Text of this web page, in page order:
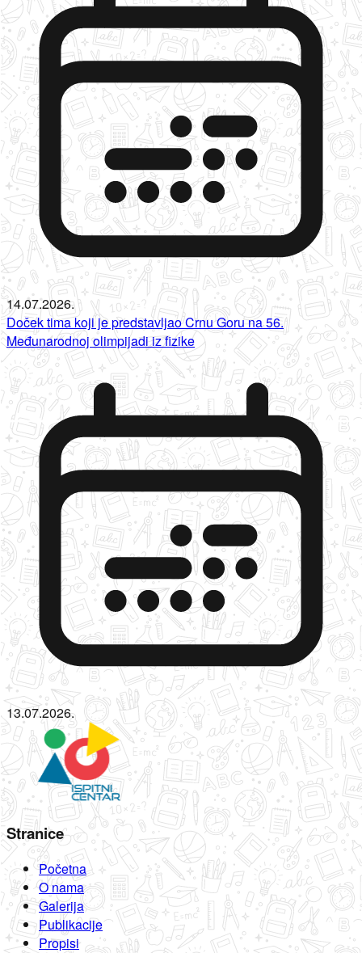
14.07.2026.
Doček tima koji je predstavljao Crnu Goru na 56.
Međunarodnoj olimpijadi iz fizike
13.07.2026.
Stranice
Početna
O nama
Galerija
Publikacije
Propisi